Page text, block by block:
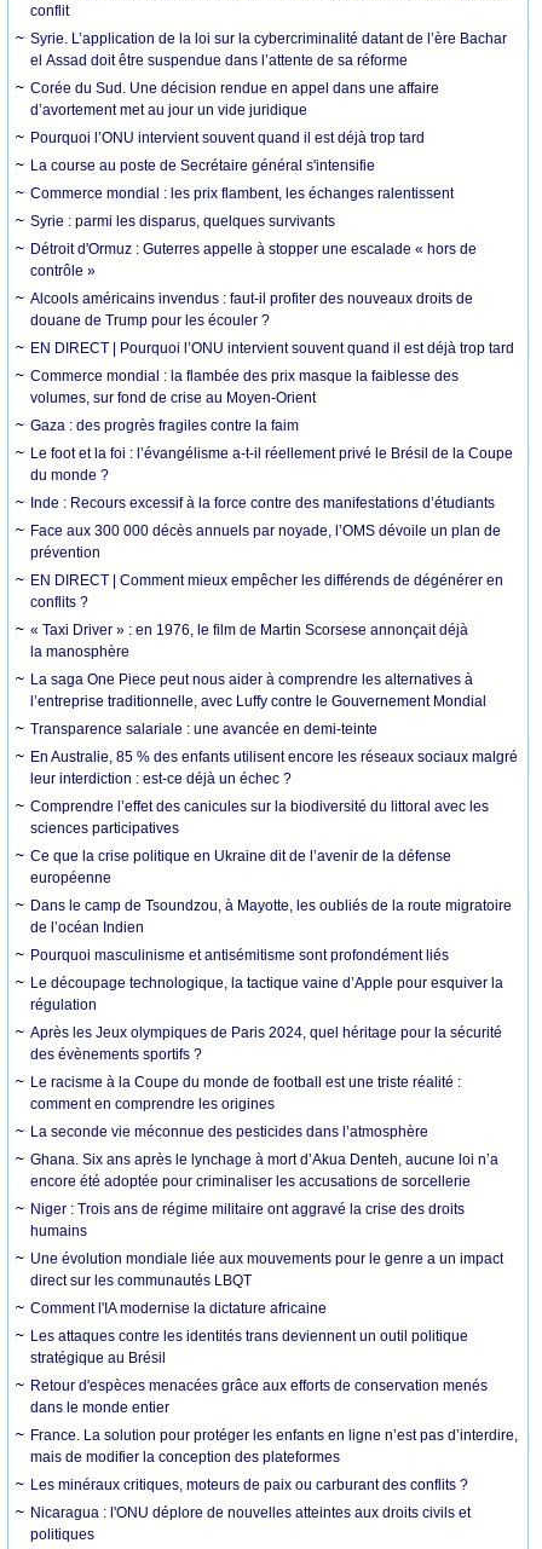
conflit
Syrie. L’application de la loi sur la cybercriminalité datant de l’ère Bachar
el Assad doit être suspendue dans l’attente de sa réforme
Corée du Sud. Une décision rendue en appel dans une affaire
d’avortement met au jour un vide juridique
Pourquoi l’ONU intervient souvent quand il est déjà trop tard
La course au poste de Secrétaire général s'intensifie
Commerce mondial : les prix flambent, les échanges ralentissent
Syrie : parmi les disparus, quelques survivants
Détroit d'Ormuz : Guterres appelle à stopper une escalade « hors de
contrôle »
Alcools américains invendus : faut-il profiter des nouveaux droits de
douane de Trump pour les écouler ?
EN DIRECT | Pourquoi l’ONU intervient souvent quand il est déjà trop tard
Commerce mondial : la flambée des prix masque la faiblesse des
volumes, sur fond de crise au Moyen-Orient
Gaza : des progrès fragiles contre la faim
Le foot et la foi : l’évangélisme a-t-il réellement privé le Brésil de la Coupe
du monde ?
Inde : Recours excessif à la force contre des manifestations d’étudiants
Face aux 300 000 décès annuels par noyade, l’OMS dévoile un plan de
prévention
EN DIRECT | Comment mieux empêcher les différends de dégénérer en
conflits ?
« Taxi Driver » : en 1976, le film de Martin Scorsese annonçait déjà
la manosphère
La saga One Piece peut nous aider à comprendre les alternatives à
l’entreprise traditionnelle, avec Luffy contre le Gouvernement Mondial
Transparence salariale : une avancée en demi-teinte
En Australie, 85 % des enfants utilisent encore les réseaux sociaux malgré
leur interdiction : est-ce déjà un échec ?
Comprendre l’effet des canicules sur la biodiversité du littoral avec les
sciences participatives
Ce que la crise politique en Ukraine dit de l’avenir de la défense
européenne
Dans le camp de Tsoundzou, à Mayotte, les oubliés de la route migratoire
de l’océan Indien
Pourquoi masculinisme et antisémitisme sont profondément liés
Le découpage technologique, la tactique vaine d’Apple pour esquiver la
régulation
Après les Jeux olympiques de Paris 2024, quel héritage pour la sécurité
des évènements sportifs ?
Le racisme à la Coupe du monde de football est une triste réalité :
comment en comprendre les origines
La seconde vie méconnue des pesticides dans l’atmosphère
Ghana. Six ans après le lynchage à mort d’Akua Denteh, aucune loi n’a
encore été adoptée pour criminaliser les accusations de sorcellerie
Niger : Trois ans de régime militaire ont aggravé la crise des droits
humains
Une évolution mondiale liée aux mouvements pour le genre a un impact
direct sur les communautés LBQT
Comment l'IA modernise la dictature africaine
Les attaques contre les identités trans deviennent un outil politique
stratégique au Brésil
Retour d'espèces menacées grâce aux efforts de conservation menés
dans le monde entier
France. La solution pour protéger les enfants en ligne n’est pas d’interdire,
mais de modifier la conception des plateformes
Les minéraux critiques, moteurs de paix ou carburant des conflits ?
Nicaragua : l'ONU déplore de nouvelles atteintes aux droits civils et
politiques